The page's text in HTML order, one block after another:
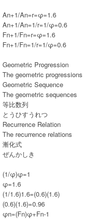
An+1/An=r=φ=1.6
An+1/An=1/r=1/φ=0.6
Fn+1/Fn=r=φ=1.6
Fn+1/Fn=1/r=1/φ=0.6
Geometric Progression
The geometric progressions
Geometric Sequence
The geometric sequences
等比数列
とうひすうれつ
Recurrence Relation
The recurrence relations
漸化式
ぜんかしき
(1/φ)φ=1
φ=1.6
(1/1.6)1.6=(0.6)(1.6)
(0.6)(1.6)=0.96
φn=(Fn)φ+Fn-1